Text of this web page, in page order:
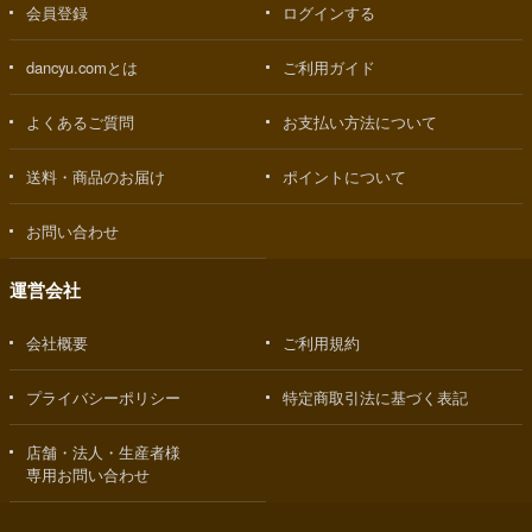
会員登録 ログインする
dancyu.comとは ご利用ガイド
よくあるご質問 お支払い方法について
送料・商品のお届け ポイントについて
お問い合わせ
運営会社
会社概要 ご利用規約
プライバシーポリシー 特定商取引法に基づく表記
店舗・法人・生産者様
専用お問い合わせ